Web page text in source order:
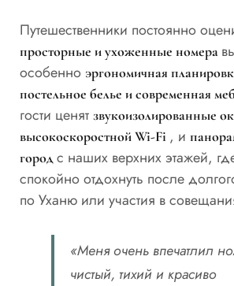
Путешественники постоянно
просторные и ухоженные номера
особенно эргономичная
постельное белье и современная
гости ценят звукоизолированные
высокоскоростной Wi-Fi , и
городс наших верхних этажей,
спокойно отдохнуть после
по Уханю или участия в
«Меня очень впечатлил
чистый, тихий и красиво